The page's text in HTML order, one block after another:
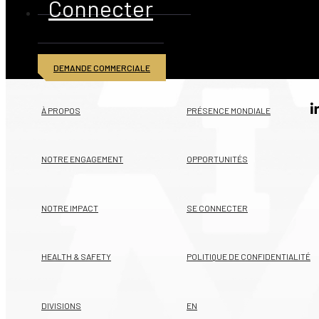
Connecter
DEMANDE COMMERCIALE
© 2026 American Iron and Metal Inc. Tous droits réservés
À PROPOS
NOTRE ENGAGEMENT
NOTRE IMPACT
HEALTH & SAFETY
DIVISIONS
PRÉSENCE MONDIALE
OPPORTUNITÉS
SE CONNECTER
POLITIQUE DE CONFIDENTIALITÉ
EN